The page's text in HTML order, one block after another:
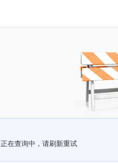
正在查询中，请刷新重试